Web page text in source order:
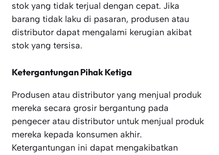
stok yang tidak terjual dengan cepat. Jika
barang tidak laku di pasaran, produsen atau
distributor dapat mengalami kerugian akibat
stok yang tersisa.
Ketergantungan Pihak Ketiga
Produsen atau distributor yang menjual produk
mereka secara grosir bergantung pada
pengecer atau distributor untuk menjual produk
mereka kepada konsumen akhir.
Ketergantungan ini dapat mengakibatkan